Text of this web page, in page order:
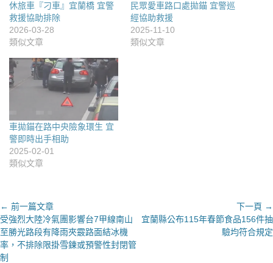
休旅車『刁車』宜蘭橋 宜警
救援協助排除
2026-03-28
類似文章
民眾愛車路口處拋錨 宜警巡
經協助救援
2025-11-10
類似文章
車拋錨在路中央險象環生 宜
警即時出手相助
2025-02-01
類似文章
文
章
導
覽
← 前一篇文章
上
一
篇
文
受強烈大陸冷氣團影響台7甲線南山
至勝光路段有降雨夾霰路面結冰機
率，不排除限掛雪鍊或預警性封閉管
制
下一頁 →
下
篇
宜蘭縣公布115年春節食品156件抽
驗均符合規定